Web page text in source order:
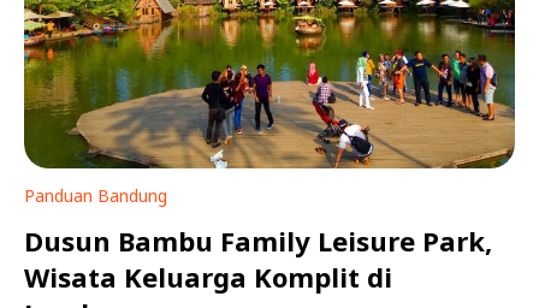
Panduan Bandung
Dusun Bambu Family Leisure Park,
Wisata Keluarga Komplit di